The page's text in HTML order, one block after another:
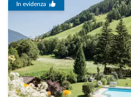
In evidenza